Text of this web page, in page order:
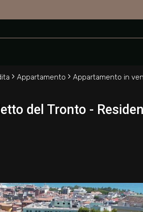
› Appartamento › Appartamento in
del Tronto -